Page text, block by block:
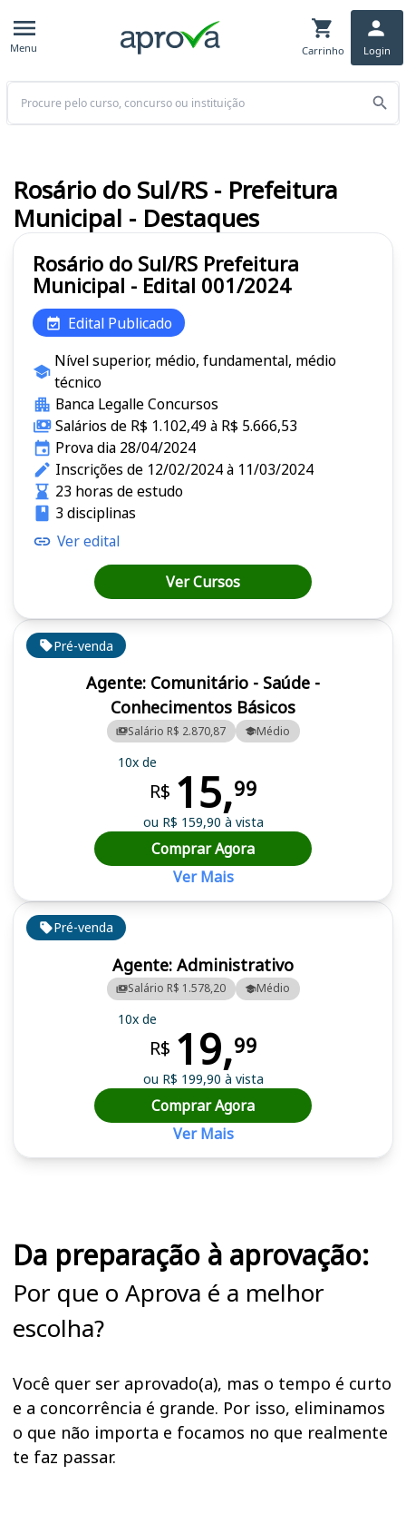
Menu Carrinho Login
Buscar
Pré-venda
Agente: Administrativo
Salário R$ 1.578,20 Médio
10x de
R$ 19,99
ou R$ 199,90 à vista
Comprar Agora
Ver Mais
Pré-venda
Agente: Comunitário - Saúde -
Conhecimentos Básicos
Salário R$ 2.870,87 Médio
10x de
R$ 15,99
ou R$ 159,90 à vista
Comprar Agora
Ver Mais
Rosário do Sul/RS Prefeitura
Municipal - Edital 001/2024
Edital Publicado
Nível superior, médio, fundamental, médio
técnico
Banca Legalle Concursos
Salários de R$ 1.102,49 à R$ 5.666,53
Prova dia 28/04/2024
Inscrições de 12/02/2024 à 11/03/2024
23 horas de estudo
3 disciplinas
Ver edital
Ver Cursos
Rosário do Sul/RS - Prefeitura
Municipal - Destaques
Da preparação à aprovação:
Por que o Aprova é a melhor
escolha?
Você quer ser aprovado(a), mas o tempo é curto
e a concorrência é grande. Por isso, eliminamos
o que não importa e focamos no que realmente
te faz passar.